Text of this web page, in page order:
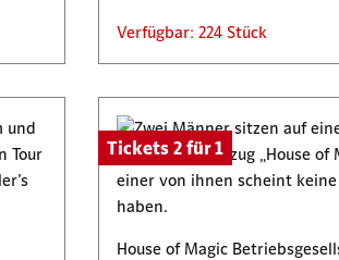
Verfügbar: 224 Stück
Tickets 2 für 1
House of Magic